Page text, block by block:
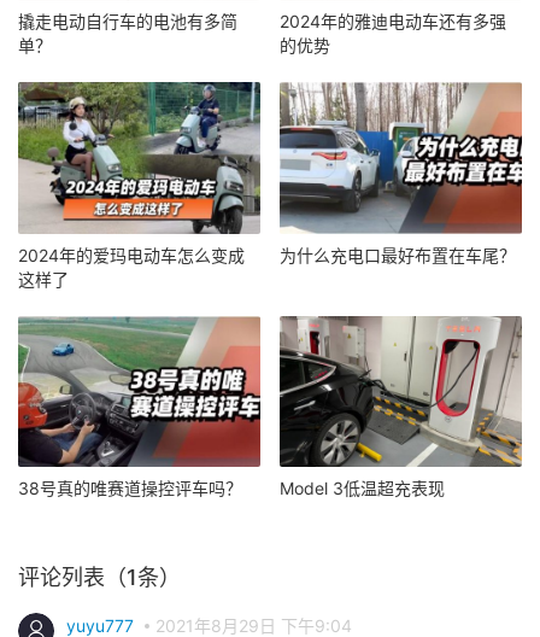
撬走电动自行车的电池有多简
单？
2024年的雅迪电动车还有多强
的优势
2024年的爱玛电动车怎么变成
这样了
为什么充电口最好布置在车尾？
38号真的唯赛道操控评车吗？ Model 3低温超充表现
评论列表（1条）
yuyu777 2021年8月29日 下午9:04